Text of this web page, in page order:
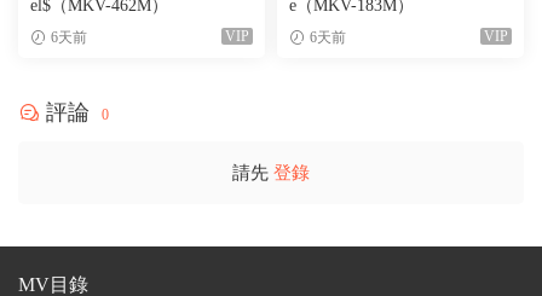
el$（MKV-462M）
6天前 VIP
e（MKV-183M）
6天前 VIP
評論 0
請先 登錄
MV目錄